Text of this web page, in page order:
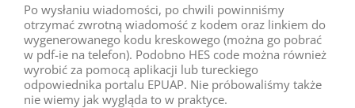
Po wysłaniu wiadomości, po chwili powinniśmy
otrzymać zwrotną wiadomość z kodem oraz linkiem do
wygenerowanego kodu kreskowego (można go pobrać
w pdf-ie na telefon). Podobno HES code można również
wyrobić za pomocą aplikacji lub tureckiego
odpowiednika portalu EPUAP. Nie próbowaliśmy także
nie wiemy jak wygląda to w praktyce.